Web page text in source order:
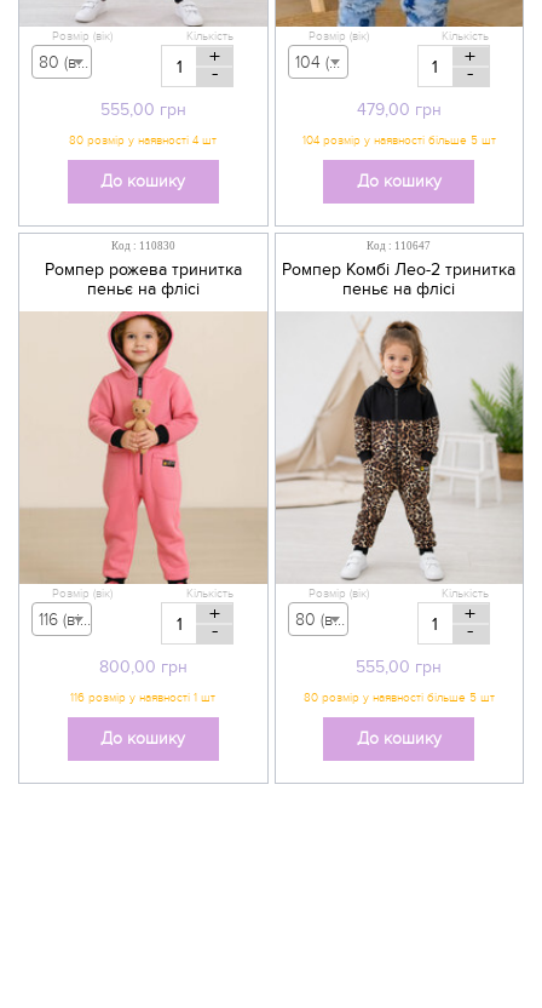
555,00 грн
Розмір (вік)
80 (вік 9-12 міс) - 555,00 грн
Кількість
+
-
До кошику
479,00 грн
Розмір (вік)
104 (вік 3-4 р) - 479,00 грн
Кількість
+
-
До кошику
Код : 110830
Ромпер рожева тринитка
пеньє на флісі
800,00 грн
Розмір (вік)
116 (вік 5-6 р) - 800,00 грн
Кількість
+
-
До кошику
Код : 110647
Ромпер Комбі Лео-2 тринитка
пеньє на флісі
555,00 грн
Розмір (вік)
80 (вік 9-12 міс) - 555,00 грн
Кількість
+
-
До кошику